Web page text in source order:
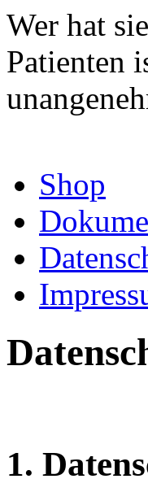
Wer hat
Patienten
Shop
1.